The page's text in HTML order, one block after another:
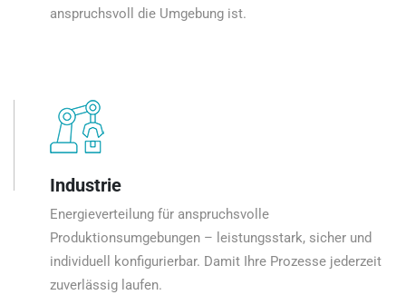
anspruchsvoll die Umgebung ist.
Industrie
Energieverteilung für anspruchsvolle
Produktionsumgebungen – leistungsstark, sicher und
individuell konfigurierbar. Damit Ihre Prozesse jederzeit
zuverlässig laufen.